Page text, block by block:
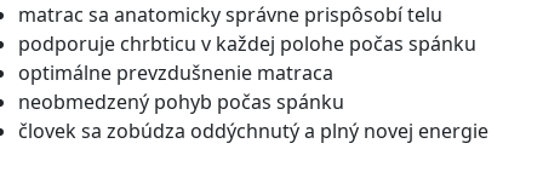
matrac sa anatomicky správne prispôsobí telu
podporuje chrbticu v každej polohe počas spánku
optimálne prevzdušnenie matraca
neobmedzený pohyb počas spánku
človek sa zobúdza oddýchnutý a plný novej energie